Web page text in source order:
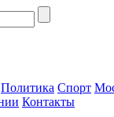
Политика Спорт
Контакты